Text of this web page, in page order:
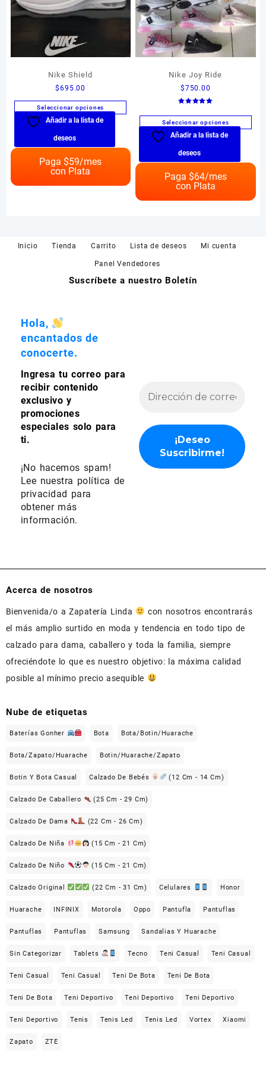
página
Nike Shield
$695.00
Seleccionar opciones
Este
tiene
múltiples
variantes.
en
de
Añadir a la lista de
deseos
Paga $59/mes
con Plata
Nike Joy Ride
$750.00
5.00
de 5
Seleccionar opciones
Este
tiene
múltiples
variantes.
Las
elegir
Añadir a la lista de
deseos
Paga $64/mes
con Plata
Inicio Tienda Carrito Lista de deseos Mi cuenta
Panel Vendedores
Suscríbete a nuestro Boletín
Hola,
encantados de
conocerte.
Ingresa tu correo para
recibir contenido
exclusivo y
promociones
especiales solo para
ti.
¡No hacemos spam!
Lee nuestra política de
privacidad para
obtener más
información.
Acerca de nosotros
Bienvenida/o a Zapatería Linda
con nosotros encontrarás
el más amplio surtido en moda y tendencia en todo tipo de
calzado para dama, caballero y toda la familia, siempre
ofreciéndote lo que es nuestro objetivo: la máxima calidad
posible al mínimo precio asequible
Nube de etiquetas
Baterías Gonher Bota Bota/Botin/Huarache
Bota/Zapato/Huarache Botin/Huarache/Zapato
Botin Y Bota Casual Calzado De Bebés (12 Cm - 14 Cm)
Calzado De Caballero (25 Cm - 29 Cm)
Calzado De Dama (22 Cm - 26 Cm)
Calzado De Niña (15 Cm - 21 Cm)
Calzado De Niño (15 Cm - 21 Cm)
Calzado Original (22 Cm - 31 Cm) Celulares Honor
Huarache INFINIX Motorola Oppo Pantufla Pantuflas
Pantuflas Pantuflas Samsung Sandalias Y Huarache
Sin Categorizar Tablets Tecno Teni Casual Teni Casual
Teni Casual Teni Casual Teni De Bota Teni De Bota
Teni De Bota Teni Deportivo Teni Deportivo Teni Deportivo
Teni Deportivo Tenis Tenis Led Tenis Led Vortex Xiaomi
Zapato ZTE